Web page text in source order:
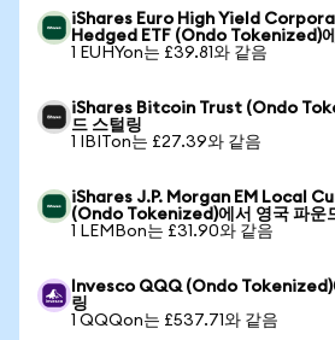
iShares Euro High Yield
Hedged ETF (Ondo Tokenized)
1 EUHYon는 £39.81와 같음
iShares Bitcoin Trust (Ondo
드 스털링
1 IBITon는 £27.39와 같음
iShares J.P. Morgan EM Local
(Ondo Tokenized)에서 영국 파운
1 LEMBon는 £31.90와 같음
Invesco QQQ (Ondo Tokenized)
링
1 QQQon는 £537.71와 같음